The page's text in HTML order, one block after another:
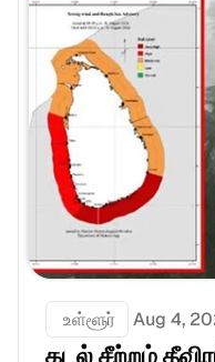
உள்ளூர் Aug 4,
கடல் சீற்றம்